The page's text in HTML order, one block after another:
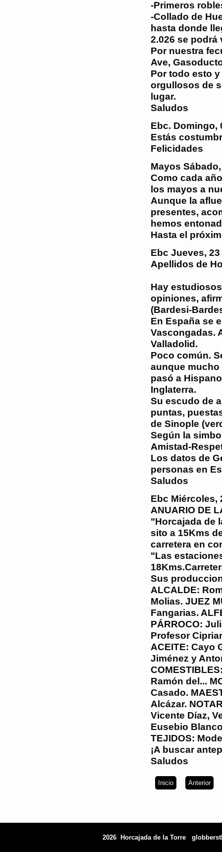
-Primeros
-Collado de
hasta donde
2.026 se podrá
Por nuestra
Ave,
Por todo esto
orgullosos de
lugar.
Saludos
Ebc. Domingo,
Estás
Felicidades
Mayos
Como cada
los mayos a
Aunque la
presentes,
hemos
Hasta el
Ebc Jueves,
Apellidos de
Hay
opiniones,
(Bardesi-
En España se
Vascongadas.
Valladolid.
Poco común.
aunque mucho
pasó a
Inglaterra.
Su escudo de
puntas,
de Sinople
Según la
Amistad-
Los datos de
personas en
Saludos
Ebc Miércoles,
ANUARIO DE
"Horcajada de
sito a 15Kms
carretera en
"Las
Sus
ALCALDE:
Molias. JUEZ
Fangarias.
PÁRROCO:
Profesor
ACEITE: Cayo
Jiménez y
Ramón del...
Casado.
Alcázar.
Vicente Díaz,
Eusebio
TEJIDOS:
¡A buscar
Saludos
Inicio Anterior
2026 Horcajada de la Torre